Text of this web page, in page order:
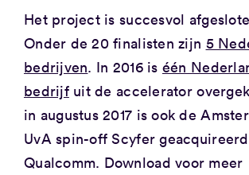
Het project is succesvol
Onder de 20 finalisten zijn 5
bedrijven. In 2016 is één
bedrijfuit de accelerator
in augustus 2017 is ook de
UvA spin-off Scyfer
Qualcomm. Download voor meer